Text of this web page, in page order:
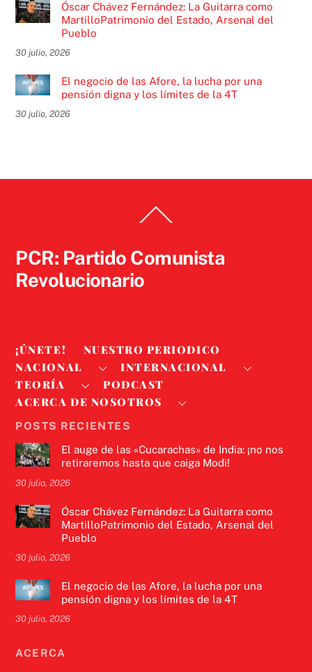
Óscar Chávez Fernández: La Guitarra como
MartilloPatrimonio del Estado, Arsenal del
Pueblo
30 julio, 2026
El negocio de las Afore, la lucha por una
pensión digna y los límites de la 4T
30 julio, 2026
To
PCR: Partido Comunista
Revolucionario
¡ÚNETE!
NUESTRO PERIODICO
NACIONAL
INTERNACIONAL
TEORÍA
PODCAST
ACERCA DE NOSOTROS
POSTS RECIENTES
El auge de las «Cucarachas» de India: ¡no nos
retiraremos hasta que caiga Modi!
30 julio, 2026
Óscar Chávez Fernández: La Guitarra como
MartilloPatrimonio del Estado, Arsenal del
Pueblo
30 julio, 2026
El negocio de las Afore, la lucha por una
pensión digna y los límites de la 4T
30 julio, 2026
ACERCA